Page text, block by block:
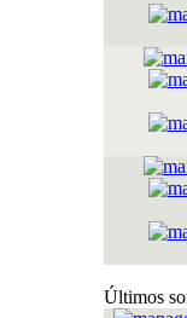
Últimos